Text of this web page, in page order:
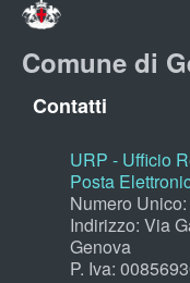
Comune di
Contatti
URP - Ufficio
Posta
Numero
Indirizzo: Via
Genova
P. Iva: